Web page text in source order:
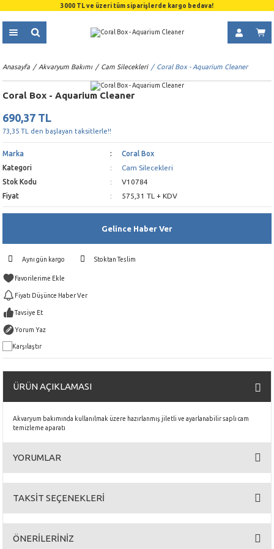
3000 TL ve üzeri tüm siparişlerde kargo bedava!
Anasayfa Akvaryum Bakımı Cam Silecekleri Coral Box - Aquarium Cleaner
Coral Box - Aquarium Cleaner
690,37 TL
73,35 TL den başlayan taksitlerle!!
Marka
Coral Box
Kategori
Cam Silecekleri
Stok Kodu
V10784
Fiyat
575,31 TL + KDV
Gelince Haber Ver
Aynı gün kargo Stoktan Teslim
Fiyatı Düşünce Haber Ver
Tavsiye Et
Yorum Yaz
Karşılaştır
ÜRÜN AÇIKLAMASI
Akvaryum bakımında kullanılmak üzere hazırlanmış jiletli ve ayarlanabilir saplı cam
temizleme aparatı
YORUMLAR
TAKSİT SEÇENEKLERİ
ÖNERİLERİNİZ